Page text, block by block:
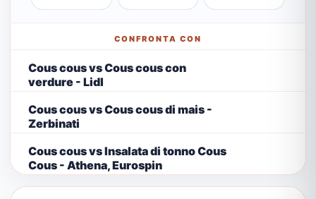
CONFRONTA CON
Cous cous vs Cous cous con
verdure - Lidl
Cous cous vs Cous cous di mais -
Zerbinati
Cous cous vs Insalata di tonno Cous
Cous - Athena, Eurospin